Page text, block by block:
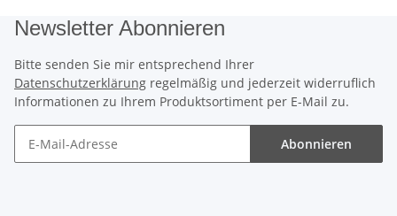
Newsletter Abonnieren
Bitte senden Sie mir entsprechend Ihrer
Datenschutzerklärung regelmäßig und jederzeit widerruflich
Informationen zu Ihrem Produktsortiment per E-Mail zu.
Abonnieren